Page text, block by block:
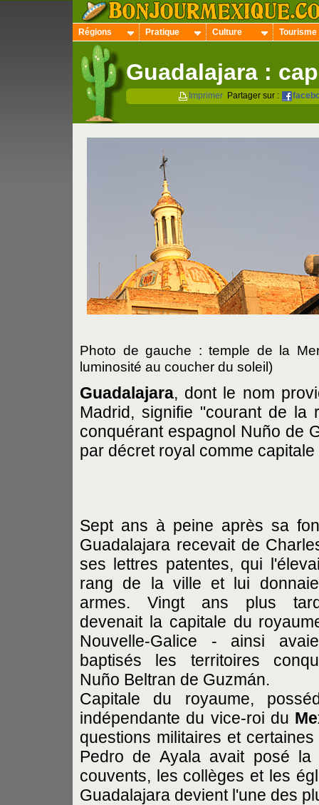
Régions Pratique Culture Tourisme
Guadalajara :
Imprimer Partager sur :
Photo de gauche : temple de la
luminosité au coucher du soleil)
Guadalajara, dont le nom
Madrid, signifie "courant de la
conquérant espagnol Nuño de
par décret royal comme
Sept ans à peine après sa
Guadalajara recevait de
ses lettres patentes, qui
rang de la ville et lui
armes. Vingt ans plus
devenait la capitale du
Nouvelle-Galice - ainsi
baptisés les territoires
Nuño Beltran de Guzmán.
Capitale du royaume,
indépendante du vice-roi du
questions militaires et
Pedro de Ayala avait posé
couvents, les collèges et les
Guadalajara devient l'une des